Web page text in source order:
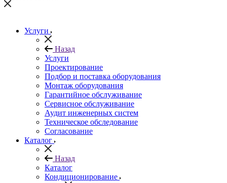
Услуги
Назад
Услуги
Проектирование
Подбор и поставка оборудования
Монтаж оборудования
Гарантийное обслуживание
Сервисное обслуживание
Аудит инженерных систем
Техническое обследование
Согласование
Каталог
Назад
Каталог
Кондиционирование